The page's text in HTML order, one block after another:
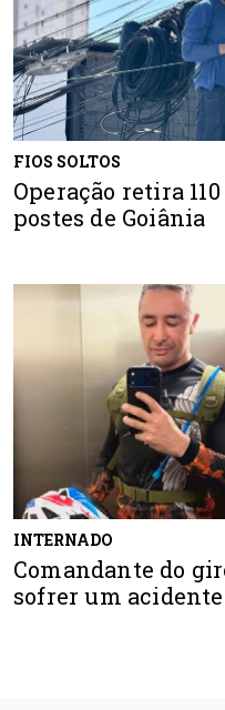
FIOS SOLTOS
Operação retira
postes de Goiânia
INTERNADO
Comandante do
sofrer um